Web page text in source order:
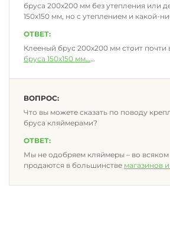
бруса 200х200 мм без утепления или
150х150 мм, но с утеплением и какой-
ОТВЕТ:
Клееный брус 200х200 мм стоит почти
бруса 150х150 мм
ВОПРОС:
Что вы можете сказать по поводу
бруса кляймерами?
ОТВЕТ:
Мы не одобряем кляймеры – во всяком
продаются в большинстве магазинов